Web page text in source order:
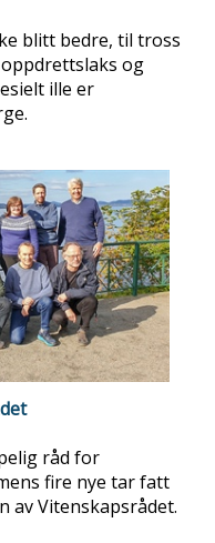
blitt bedre, til tross
og
ille er
råd for
fire nye tar fatt
av Vitenskapsrådet.